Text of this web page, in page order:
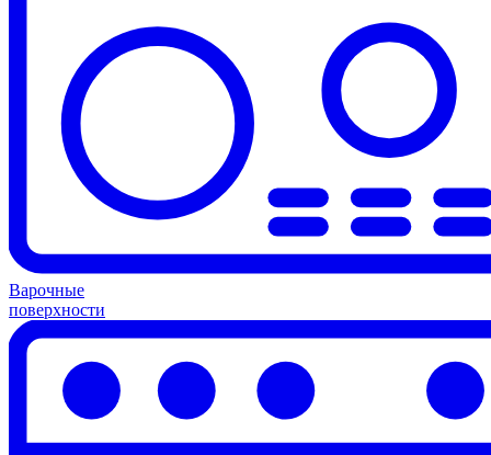
Варочные
поверхности